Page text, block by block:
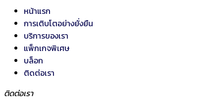
หน้าแรก
การเติบโตอย่างยั่งยืน
บริการของเรา
แพ็กเกจพิเศษ
บล็อก
ติดต่อเรา
ติดต่อเรา